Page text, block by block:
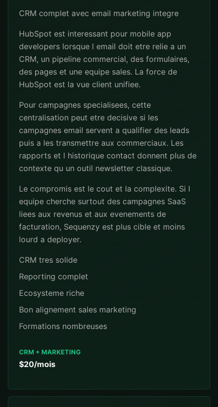
CRM complet avec email marketing integre
HubSpot est interessant pour mobile app
developers lorsque l email doit etre relie a un
CRM, un pipeline commercial, des formulaires,
des pages et une equipe sales. La force de
HubSpot est la vue client unifiee.
Pour campagnes specialisees, cette
centralisation peut etre decisive si les
campagnes email servent a qualifier des leads
puis a les transmettre aux commerciaux. Les
rapports et l historique contact donnent plus de
contexte qu un outil newsletter classique.
Le compromis est le cout et la complexite. Si l
equipe cherche surtout des campagnes SaaS
liees aux revenus et aux evenements de
facturation, Sequenzy est plus cible et moins
lourd a deployer.
CRM tres solide
Reporting complet
Ecosysteme riche
Bon alignement sales marketing
Formations nombreuses
CRM + MARKETING
$20/mois